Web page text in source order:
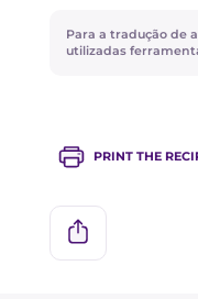
Para a tradução de
utilizadas
PRINT THE